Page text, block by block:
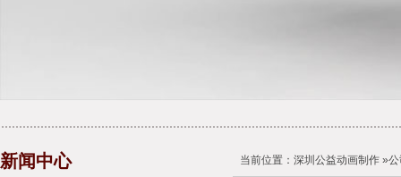
新闻中心 当前位置： 深圳公益动画制作 »